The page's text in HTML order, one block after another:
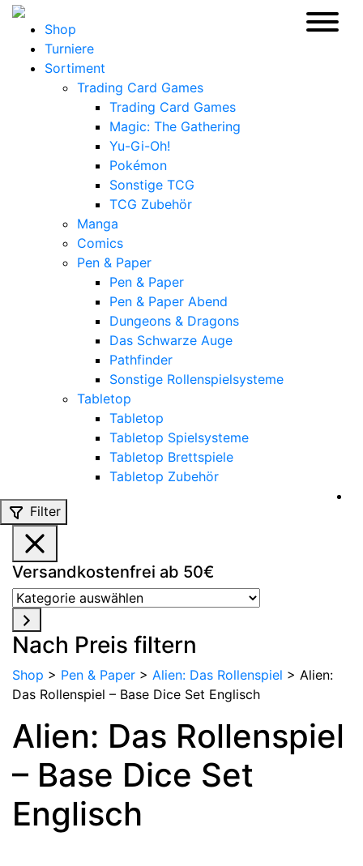
Shop
Turniere
Sortiment
Trading Card Games
Trading Card Games
Magic: The Gathering
Yu-Gi-Oh!
Pokémon
Sonstige TCG
TCG Zubehör
Manga
Comics
Pen & Paper
Pen & Paper
Pen & Paper Abend
Dungeons & Dragons
Das Schwarze Auge
Pathfinder
Sonstige Rollenspielsysteme
Tabletop
Tabletop
Tabletop Spielsysteme
Tabletop Brettspiele
Tabletop Zubehör
Filter
Versandkostenfrei ab 50€
Kategorie
auswählen
Nach Preis filtern
Shop > Pen & Paper > Alien: Das Rollenspiel > Alien:
Das Rollenspiel – Base Dice Set Englisch
Alien: Das Rollenspiel
– Base Dice Set
Englisch